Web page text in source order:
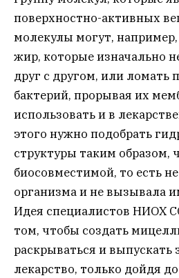
поверхностно-активных
молекулы могут, например,
жир, которые изначально
друг с другом, или ломать
бактерий, прорывая их
использовать и в
этого нужно подобрать
структуры таким образом,
биосовместимой, то есть
организма и не вызывала
Идея специалистов НИОХ
том, чтобы создать
раскрываться и выпускать
лекарство, только дойдя